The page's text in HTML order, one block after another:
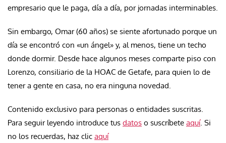
empresario que le paga, día a día, por jornadas interminables.
Sin embargo, Omar (60 años) se siente afortunado porque un
día se encontró con «un ángel» y, al menos, tiene un techo
donde dormir. Desde hace algunos meses comparte piso con
Lorenzo, consiliario de la HOAC de Getafe, para quien lo de
tener a gente en casa, no era ninguna novedad.
Contenido exclusivo para personas o entidades suscritas.
Para seguir leyendo introduce tus datos o suscríbete aquí. Si
no los recuerdas, haz clic aquí